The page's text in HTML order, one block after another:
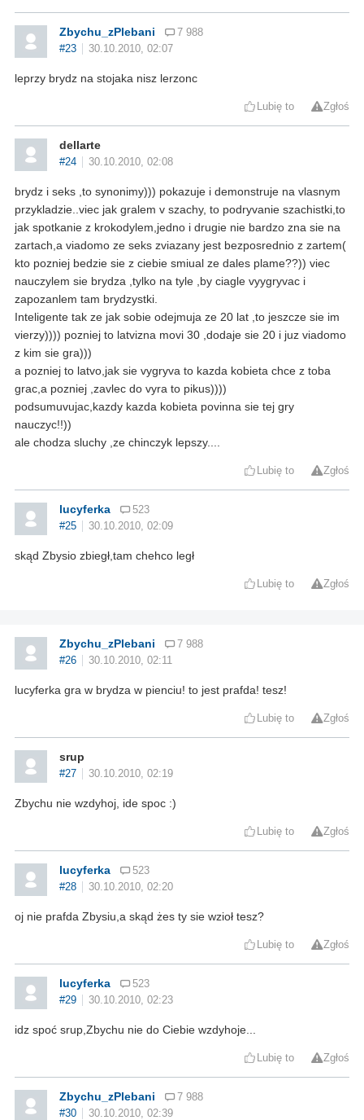
Zbychu_zPlebani
7 988
#23
30.10.2010, 02:07
leprzy brydz na stojaka nisz lerzonc
Lubię to Zgłoś
dellarte
#24 30.10.2010, 02:08
brydz i seks ,to synonimy))) pokazuje i demonstruje na vlasnym
przykladzie..viec jak gralem v szachy, to podryvanie szachistki,to
jak spotkanie z krokodylem,jedno i drugie nie bardzo zna sie na
zartach,a viadomo ze seks zviazany jest bezposrednio z zartem(
kto pozniej bedzie sie z ciebie smiual ze dales plame??)) viec
nauczylem sie brydza ,tylko na tyle ,by ciagle vyygryvac i
zapozanlem tam brydzystki.
Inteligente tak ze jak sobie odejmuja ze 20 lat ,to jeszcze sie im
vierzy)))) pozniej to latvizna movi 30 ,dodaje sie 20 i juz viadomo
z kim sie gra)))
a pozniej to latvo,jak sie vygryva to kazda kobieta chce z toba
grac,a pozniej ,zavlec do vyra to pikus))))
podsumuvujac,kazdy kazda kobieta povinna sie tej gry
nauczyc!!))
ale chodza sluchy ,ze chinczyk lepszy....
Lubię to Zgłoś
lucyferka
523
#25
30.10.2010, 02:09
skąd Zbysio zbiegł,tam chehco legł
Lubię to Zgłoś
Zbychu_zPlebani
7 988
#26
30.10.2010, 02:11
lucyferka gra w brydza w pienciu! to jest prafda! tesz!
Lubię to Zgłoś
srup
#27 30.10.2010, 02:19
Zbychu nie wzdyhoj, ide spoc :)
Lubię to Zgłoś
lucyferka
523
#28
30.10.2010, 02:20
oj nie prafda Zbysiu,a skąd żes ty sie wzioł tesz?
Lubię to Zgłoś
lucyferka
523
#29
30.10.2010, 02:23
idz spoć srup,Zbychu nie do Ciebie wzdyhoje...
Lubię to Zgłoś
Zbychu_zPlebani
7 988
#30
30.10.2010, 02:39